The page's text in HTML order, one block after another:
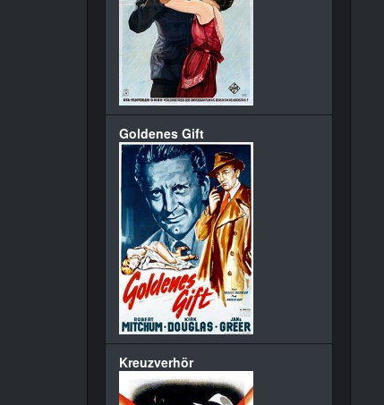
Goldenes Gift
Kreuzverhör